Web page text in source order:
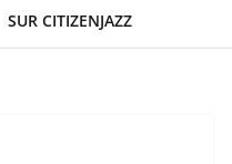
SUR CITIZENJAZZ